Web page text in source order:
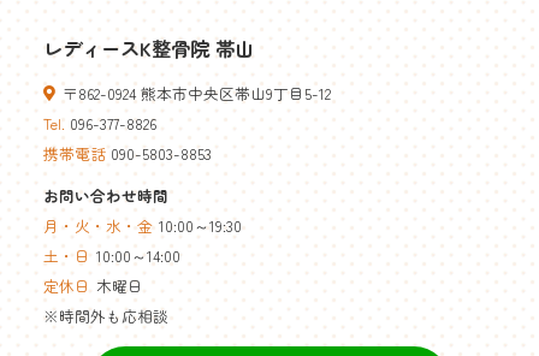
レディースK整骨院 帯山
〒862-0924 熊本市中央区帯山9丁目5-12
Tel. 096-377-8826
携帯電話 090-5803-8853
お問い合わせ時間
月・火・水・金 10:00～19:30
土・日 10:00～14:00
定休日 木曜日
※時間外も応相談